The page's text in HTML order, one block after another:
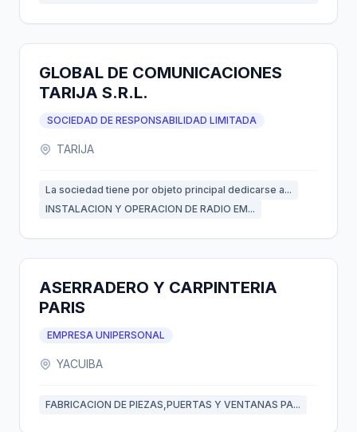
GLOBAL DE COMUNICACIONES
TARIJA S.R.L.
SOCIEDAD DE RESPONSABILIDAD LIMITADA
TARIJA
La sociedad tiene por objeto principal dedicarse a...
INSTALACION Y OPERACION DE RADIO EM...
ASERRADERO Y CARPINTERIA
PARIS
EMPRESA UNIPERSONAL
YACUIBA
FABRICACION DE PIEZAS,PUERTAS Y VENTANAS PA...